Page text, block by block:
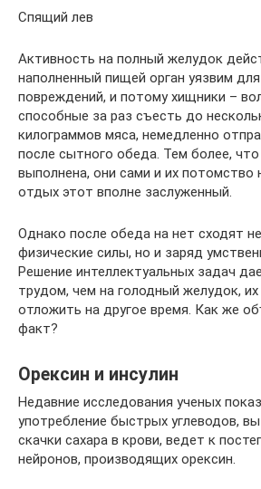
Спящий лев
Активность на полный желудок
наполненный пищей орган уязвим
повреждений, и потому хищники –
способные за раз съесть до
килограммов мяса, немедленно
после сытного обеда. Тем более, что
выполнена, они сами и их потомство
отдых этот вполне заслуженный.
Однако после обеда на нет сходят
физические силы, но и заряд
Решение интеллектуальных задач
трудом, чем на голодный желудок,
отложить на другое время. Как же
факт?
Орексин и инсулин
Недавние исследования ученых
употребление быстрых углеводов,
скачки сахара в крови, ведет к
нейронов, производящих орексин.